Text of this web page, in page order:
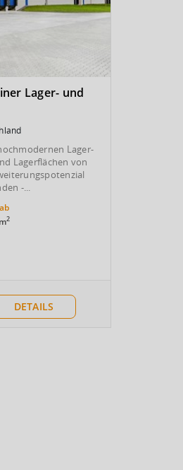
Lager- und
Lager-
Lagerflächen von
-...
2
DETAILS